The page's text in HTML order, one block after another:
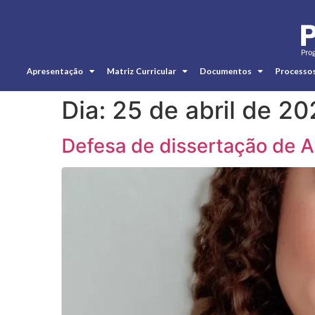
Apresentação Matriz Curricular Documentos
Dia: 25 de abril de
Defesa de dissertação de